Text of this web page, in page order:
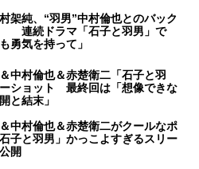
架純、“羽男”中村倫也とのバック
連続ドラマ「石子と羽男」で
勇気を持って」
中村倫也＆赤楚衛二「石子と羽
ショット 最終回は「想像できな
と結末」
中村倫也＆赤楚衛二がクールなポ
子と羽男」かっこよすぎるスリー
開